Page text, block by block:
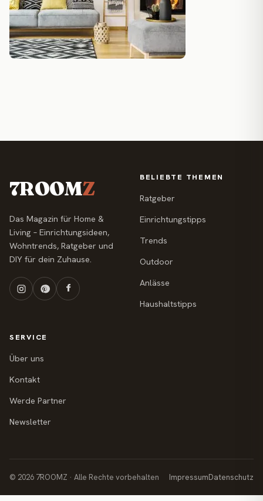
7ROOMZ
Das Magazin für Home &
Living – Einrichtungsideen,
Wohntrends, Ratgeber und
DIY für dein Zuhause.
BELIEBTE THEMEN
Ratgeber
Einrichtungstipps
Trends
Outdoor
Anlässe
Haushaltstipps
SERVICE
Über uns
Kontakt
Werde Partner
Newsletter
© 2026 7ROOMZ · Alle Rechte vorbehalten ImpressumDatenschutz